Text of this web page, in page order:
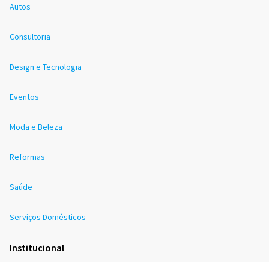
Autos
Consultoria
Design e Tecnologia
Eventos
Moda e Beleza
Reformas
Saúde
Serviços Domésticos
Institucional